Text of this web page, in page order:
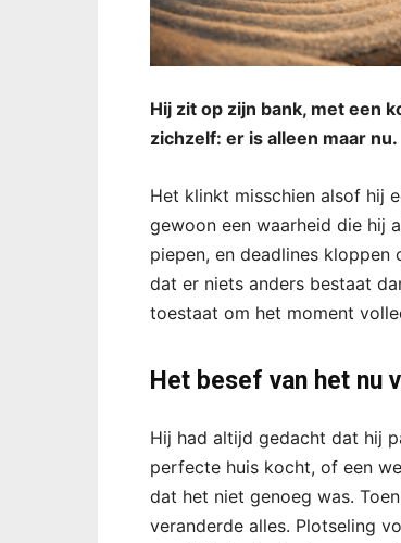
Hij zit op zijn bank, met een
zichzelf: er is alleen maar nu.
Het klinkt misschien alsof hij
gewoon een waarheid die hij
piepen, en deadlines
dat er niets anders bestaat
toestaat om het moment
Het besef van het nu
Hij had altijd gedacht dat hij
perfecte huis kocht, of een
dat het niet genoeg was.
veranderde alles. Plotseling